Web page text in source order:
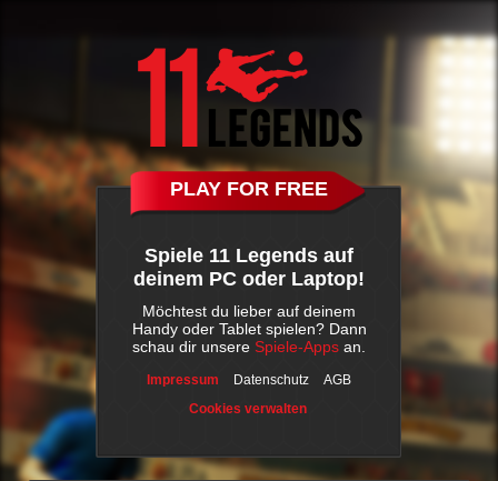
PLAY FOR FREE
Spiele 11 Legends auf
deinem PC oder Laptop!
Möchtest du lieber auf deinem
Handy oder Tablet spielen? Dann
schau dir unsere Spiele-Apps an.
Impressum Datenschutz
AGB
Cookies verwalten